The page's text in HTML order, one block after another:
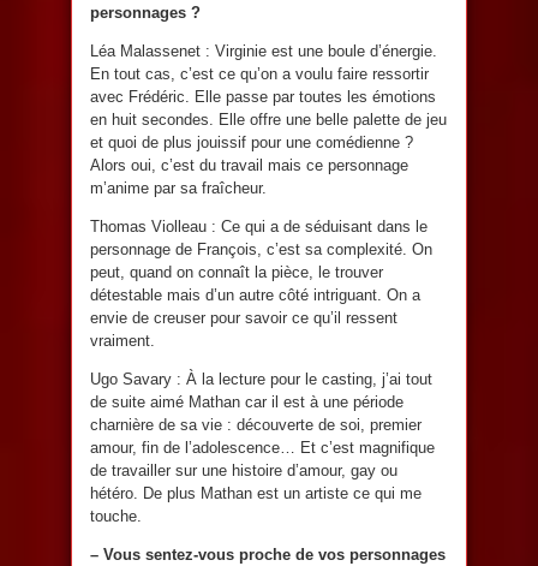
personnages ?
Léa Malassenet : Virginie est une boule d’énergie.
En tout cas, c’est ce qu’on a voulu faire ressortir
avec Frédéric. Elle passe par toutes les émotions
en huit secondes. Elle offre une belle palette de jeu
et quoi de plus jouissif pour une comédienne ?
Alors oui, c’est du travail mais ce personnage
m’anime par sa fraîcheur.
Thomas Violleau : Ce qui a de séduisant dans le
personnage de François, c’est sa complexité. On
peut, quand on connaît la pièce, le trouver
détestable mais d’un autre côté intriguant. On a
envie de creuser pour savoir ce qu’il ressent
vraiment.
Ugo Savary : À la lecture pour le casting, j’ai tout
de suite aimé Mathan car il est à une période
charnière de sa vie : découverte de soi, premier
amour, fin de l’adolescence… Et c’est magnifique
de travailler sur une histoire d’amour, gay ou
hétéro. De plus Mathan est un artiste ce qui me
touche.
– Vous sentez-vous proche de vos personnages